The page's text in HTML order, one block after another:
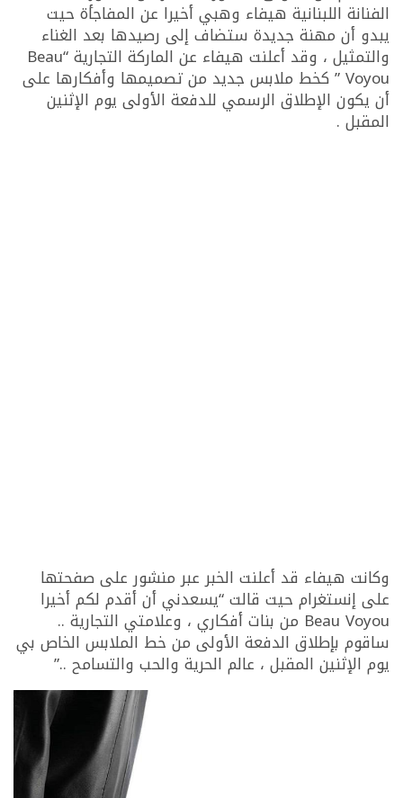
الفنانة اللبنانية هيفاء وهبي أخيرا عن المفاجأة حيت
يبدو أن مهنة جديدة ستضاف إلى رصيدها بعد الغناء
والتمثيل ، وقد أعلنت هيفاء عن الماركة التجارية “Beau
Voyou ” كخط ملابس جديد من تصميمها وأفكارها على
أن يكون الإطلاق الرسمي للدفعة الأولى يوم الإثنين
المقبل .
وكانت هيفاء قد أعلنت الخبر عبر منشور على صفحتها
على إنستغرام حيت قالت “يسعدني أن أقدم لكم أخيرا
Beau Voyou من بنات أفكاري ، وعلامتي التجارية ..
ساقوم بإطلاق الدفعة الأولى من خط الملابس الخاص بي
يوم الإثنين المقبل ، عالم الحرية والحب والتسامح ..”